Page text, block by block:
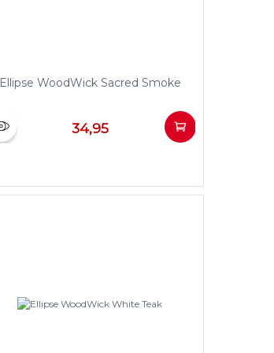
Ellipse WoodWick Sacred Smoke
34,95